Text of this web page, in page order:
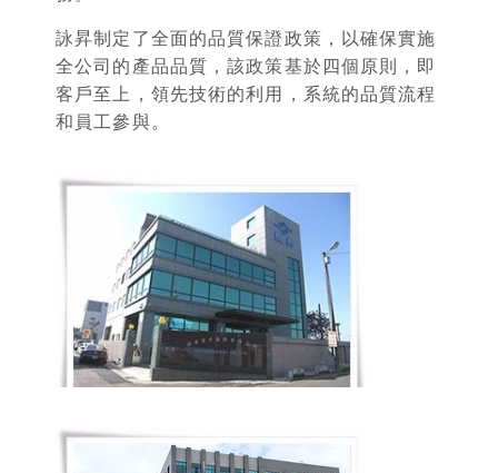
詠昇制定了全面的品質保證政策，以確保實施
全公司的產品品質，該政策基於四個原則，即
客戶至上，領先技術的利用，系統的品質流程
和員工參與。